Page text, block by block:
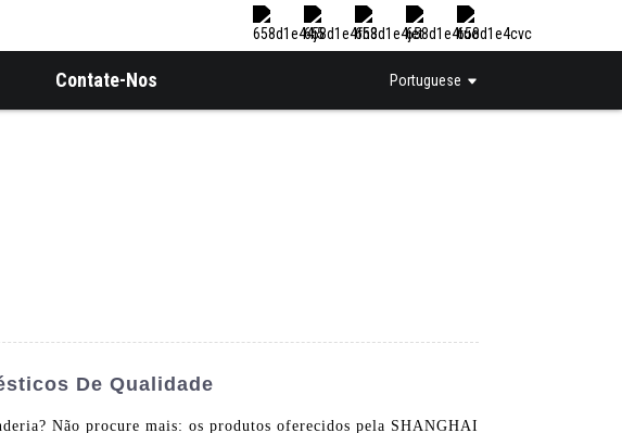
Contate-Nos Portuguese
De Qualidade
Não procure mais: os produtos oferecidos pela SHANGHAI